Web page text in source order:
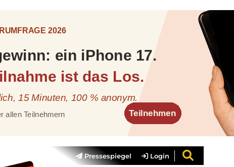
Pressespiegel Login